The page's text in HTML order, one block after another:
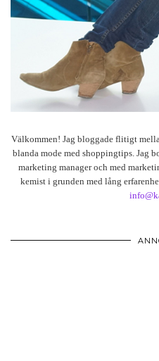
Välkommen! Jag bloggade flitigt
blanda mode med shoppingtips. Jag
marketing manager och med
kemist i grunden med lång